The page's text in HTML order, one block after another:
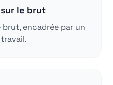
le brut
brut, encadrée par un